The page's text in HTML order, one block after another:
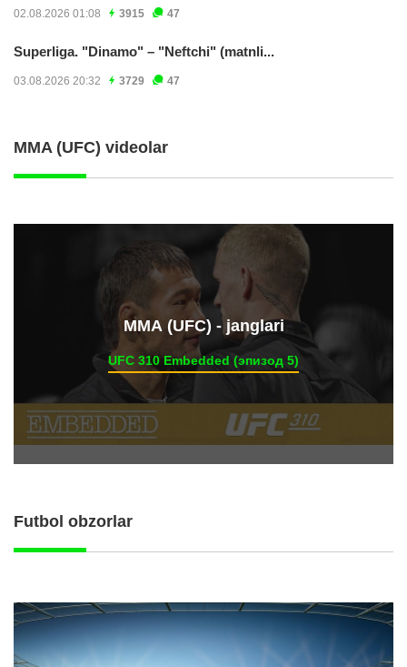
02.08.2026 01:08 3915 47
Superliga. "Dinamo" – "Neftchi" (matnli...
03.08.2026 20:32 3729 47
MMA (UFC) videolar
ММА (UFC) - janglari
UFC 310 Embedded (эпизод 5)
Futbol obzorlar